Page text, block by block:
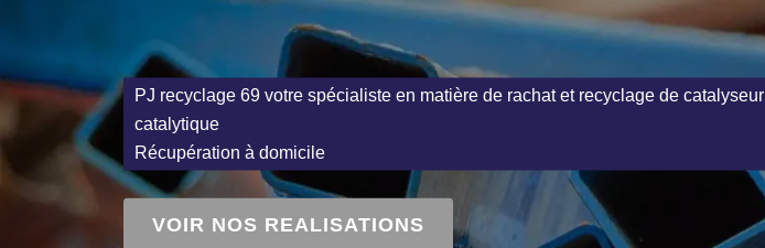
PJ recyclage 69 votre spécialiste en matière de rachat et recyclage de catalyseur
catalytique
Récupération à domicile
VOIR NOS REALISATIONS